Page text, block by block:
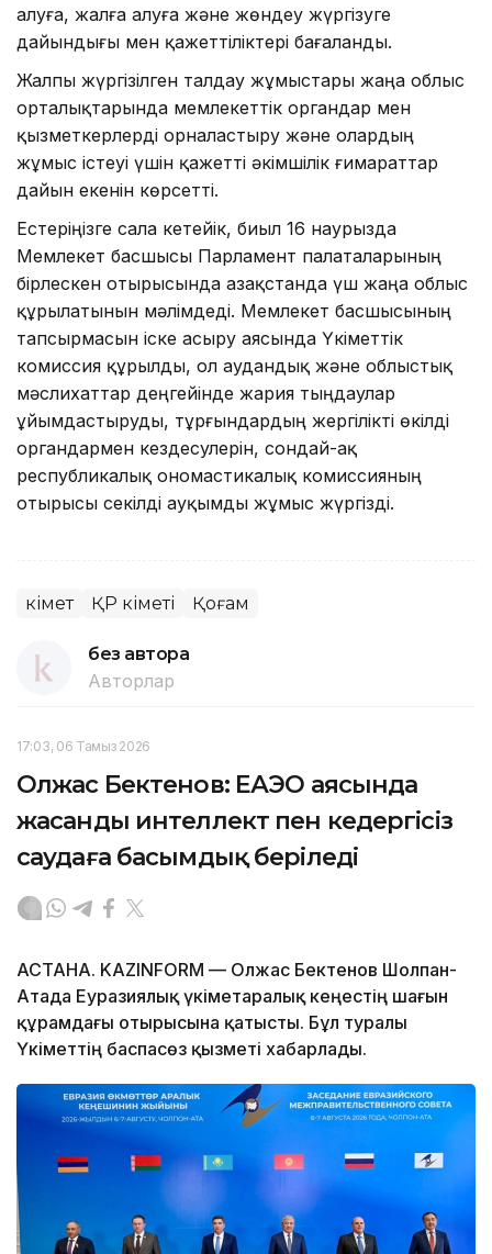
алуға, жалға алуға және жөндеу жүргізуге
дайындығы мен қажеттіліктері бағаланды.
Жалпы жүргізілген талдау жұмыстары жаңа облыс
орталықтарында мемлекеттік органдар мен
қызметкерлерді орналастыру және олардың
жұмыс істеуі үшін қажетті әкімшілік ғимараттар
дайын екенін көрсетті.
Естеріңізге сала кетейік, биыл 16 наурызда
Мемлекет басшысы Парламент палаталарының
бірлескен отырысында Қазақстанда үш жаңа облыс
құрылатынын мәлімдеді. Мемлекет басшысының
тапсырмасын іске асыру аясында Үкіметтік
комиссия құрылды, ол аудандық және облыстық
мәслихаттар деңгейінде жария тыңдаулар
ұйымдастыруды, тұрғындардың жергілікті өкілді
органдармен кездесулерін, сондай-ақ
республикалық ономастикалық комиссияның
отырысы секілді ауқымды жұмыс жүргізді.
Үкімет ҚР Үкіметі Қоғам
без автора
Авторлар
17:03, 06 Тамыз 2026
Олжас Бектенов: ЕАЭО аясында
жасанды интеллект пен кедергісіз
саудаға басымдық беріледі
АСТАНА. KAZINFORM — Олжас Бектенов Шолпан-
Атада Еуразиялық үкіметаралық кеңестің шағын
құрамдағы отырысына қатысты. Бұл туралы
Үкіметтің баспасөз қызметі хабарлады.